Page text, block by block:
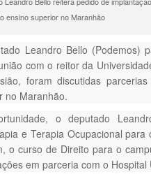
ensino superior no Maranhão
Leandro Bello (Podemos)
com o reitor da
foram discutidas
no Maranhão.
o deputado
e Terapia Ocupacional
o curso de Direito para o
em parceria com o